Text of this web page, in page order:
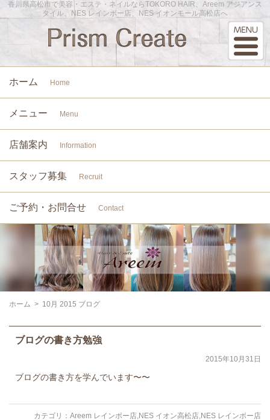
香川県高松市で美容・エステ・ネイルならTOKORO HAIR、Areem アジアンス
タイル、NES レインボー店、NES イオンモール高松店へ
ホーム Home
メニュー Menu
店舗案内 Information
スタッフ募集 Recruit
ご予約・お問合せ Contact
ホーム > 10月 2015 ブログ
ブログの書き方勉強
2015年10月31日
ブログの書き方を学んでいます〜〜
カテゴリ： Areem レインボー店 NES イオン高松店 NES レインボー店